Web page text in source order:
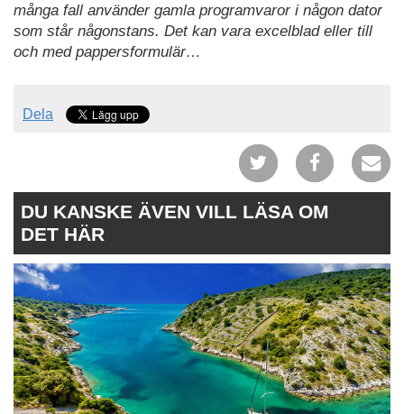
många fall använder gamla programvaror i någon dator
som står någonstans. Det kan vara excelblad eller till
och med pappersformulär…
Dela
DU KANSKE ÄVEN VILL LÄSA OM
DET HÄR